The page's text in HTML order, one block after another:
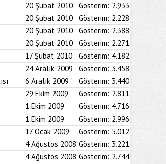
20 Şubat 2010 Gösterim: 2.933
20 Şubat 2010 Gösterim: 2.228
20 Şubat 2010 Gösterim: 2.388
20 Şubat 2010 Gösterim: 2.271
17 Şubat 2010 Gösterim: 4.182
24 Aralık 2009 Gösterim: 3.458
6 Aralık 2009 Gösterim: 3.440
29 Ekim 2009 Gösterim: 2.811
1 Ekim 2009 Gösterim: 4.716
1 Ekim 2009 Gösterim: 2.996
17 Ocak 2009 Gösterim: 5.012
4 Ağustos 2008 Gösterim: 3.221
4 Ağustos 2008 Gösterim: 2.744